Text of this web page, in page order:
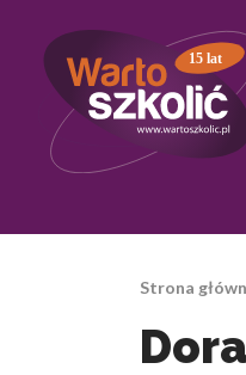
15 lat
Strona